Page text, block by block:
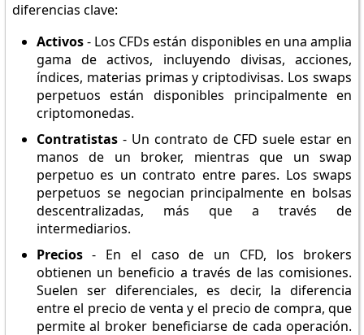
diferencias clave:
Activos- Los CFDs están disponibles en una amplia
gama de activos, incluyendo divisas, acciones,
índices, materias primas y criptodivisas. Los swaps
perpetuos están disponibles principalmente en
criptomonedas.
Contratistas- Un contrato de CFD suele estar en
manos de un broker, mientras que un swap
perpetuo es un contrato entre pares. Los swaps
perpetuos se negocian principalmente en bolsas
descentralizadas, más que a través de
intermediarios.
Precios- En el caso de un CFD, los brokers
obtienen un beneficio a través de las comisiones.
Suelen ser diferenciales, es decir, la diferencia
entre el precio de venta y el precio de compra, que
permite al broker beneficiarse de cada operación.